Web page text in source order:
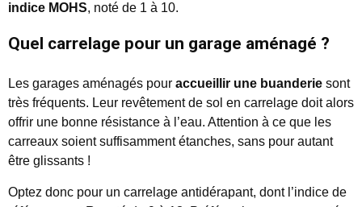
indice MOHS, noté de 1 à 10.
Quel carrelage pour un garage aménagé ?
Les garages aménagés pour accueillir une buanderie sont
très fréquents. Leur revêtement de sol en carrelage doit alors
offrir une bonne résistance à l’eau. Attention à ce que les
carreaux soient suffisamment étanches, sans pour autant
être glissants !
Optez donc pour un carrelage antidérapant, dont l’indice de